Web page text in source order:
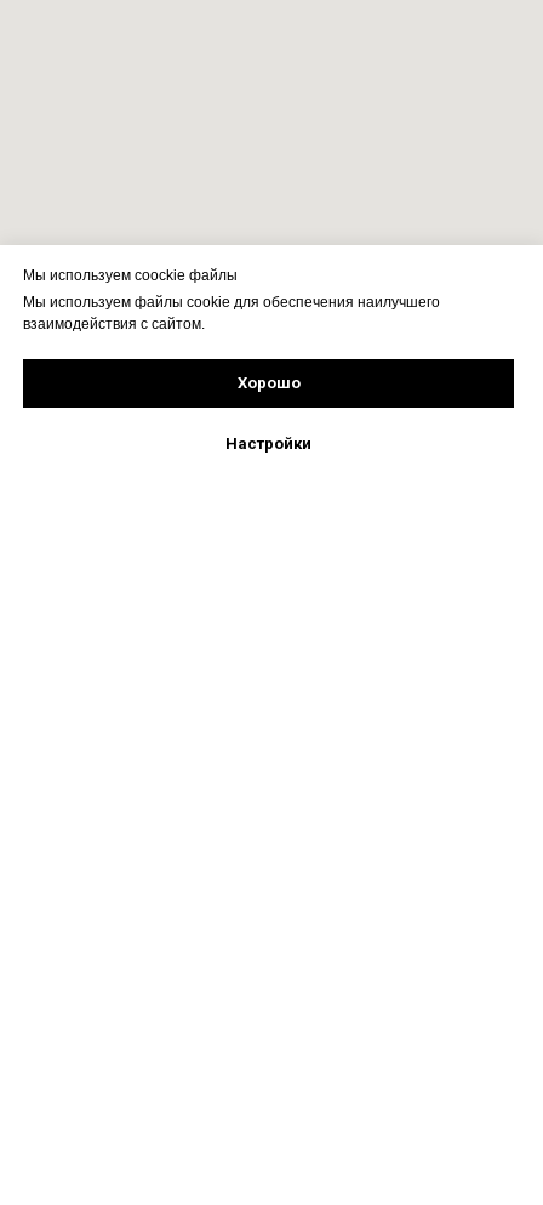
Мы используем coockie файлы
Мы используем файлы cookie для обеспечения наилучшего
взаимодействия с сайтом.
Хорошо
Настройки